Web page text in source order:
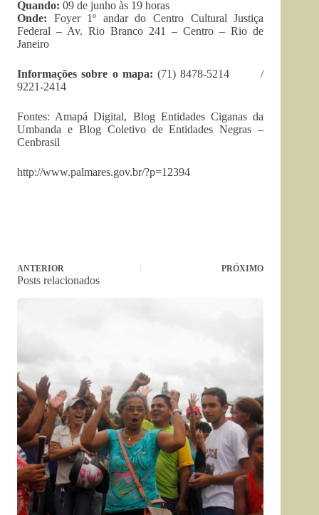
Quando: 09 de junho às 19 horas
Onde: Foyer 1º andar do Centro Cultural Justiça
Federal – Av. Rio Branco 241 – Centro – Rio de
Janeiro
Informações sobre o mapa: (71) 8478-5214 /
9221-2414
Fontes: Amapá Digital, Blog Entidades Ciganas da
Umbanda e Blog Coletivo de Entidades Negras –
Cenbrasil
http://www.palmares.gov.br/?p=12394
ANTERIOR PRÓXIMO
Posts relacionados